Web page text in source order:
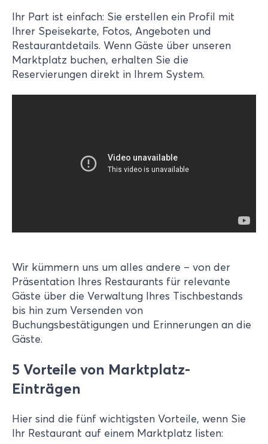
Ihr Part ist einfach: Sie erstellen ein Profil mit
Ihrer Speisekarte, Fotos, Angeboten und
Restaurantdetails. Wenn Gäste über unseren
Marktplatz buchen, erhalten Sie die
Reservierungen direkt in Ihrem System.
Wir kümmern uns um alles andere – von der
Präsentation Ihres Restaurants für relevante
Gäste über die Verwaltung Ihres Tischbestands
bis hin zum Versenden von
Buchungsbestätigungen und Erinnerungen an die
Gäste.
5 Vorteile von Marktplatz-
Einträgen
Hier sind die fünf wichtigsten Vorteile, wenn Sie
Ihr Restaurant auf einem Marktplatz listen: